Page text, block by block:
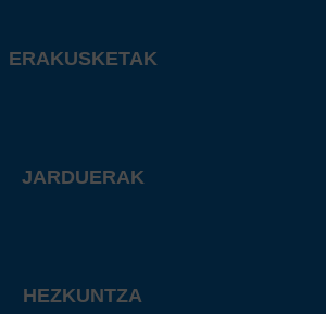
ERAKUSKETAK
JARDUERAK
HEZKUNTZA